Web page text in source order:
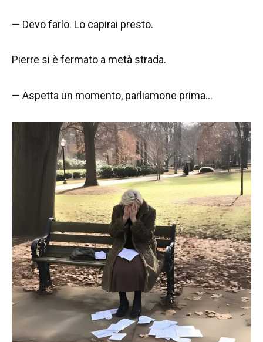
— Devo farlo. Lo capirai presto.
Pierre si è fermato a metà strada.
— Aspetta un momento, parliamone prima…